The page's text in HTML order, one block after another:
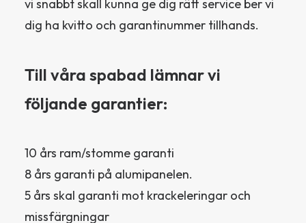
vi snabbt skall kunna ge dig rätt service ber vi
dig ha kvitto och garantinummer tillhands.
Till våra spabad lämnar vi
följande garantier:
10 års ram/stomme garanti
8 års garanti på alumipanelen.
5 års skal garanti mot krackeleringar och
missfärgningar